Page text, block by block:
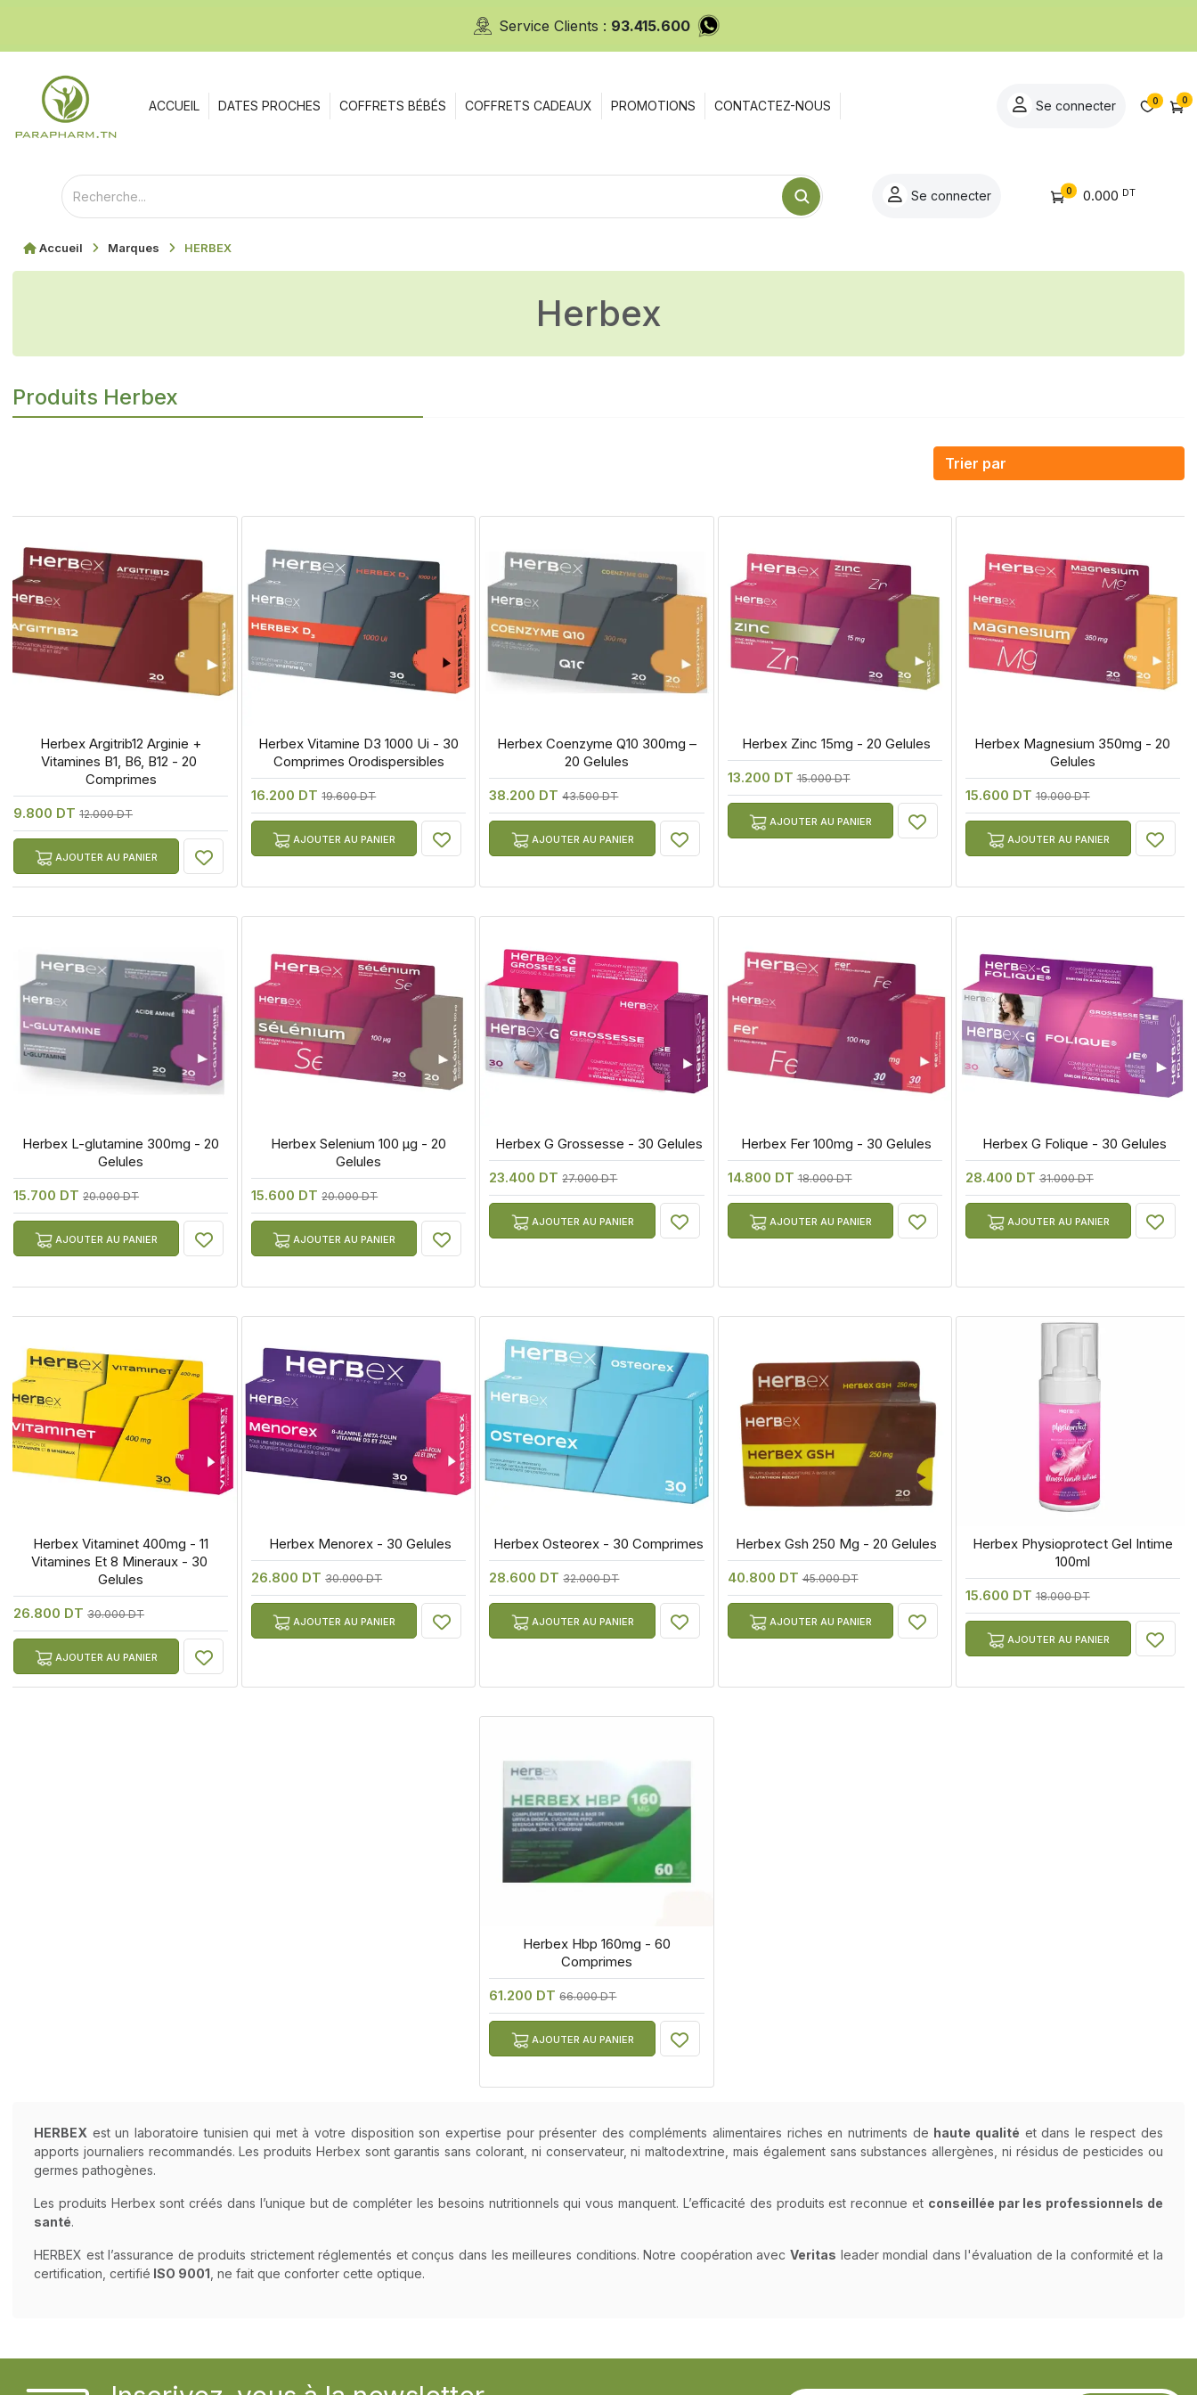
Service Clients : 93.415.600
ACCUEIL DATES PROCHES COFFRETS BÉBÉS COFFRETS CADEAUX PROMOTIONS CONTACTEZ-NOUS Se connecter 0 0
Se connecter 0 0.000 DT
Accueil Marques HERBEX
Herbex
Produits Herbex
HERBEX est un laboratoire tunisien qui met à votre disposition son expertise pour présenter des compléments alimentaires riches en nutriments de haute qualité et dans le respect des
apports journaliers recommandés. Les produits Herbex sont garantis sans colorant, ni conservateur, ni maltodextrine, mais également sans substances allergènes, ni résidus de pesticides ou
germes pathogènes.
Les produits Herbex sont créés dans l’unique but de compléter les besoins nutritionnels qui vous manquent. L’efficacité des produits est reconnue et conseillée par les professionnels de
santé.
HERBEX est l’assurance de produits strictement réglementés et conçus dans les meilleures conditions. Notre coopération avec Veritas leader mondial dans l'évaluation de la conformité et la
certification, certifié ISO 9001 , ne fait que conforter cette optique.
Herbex Argitrib12 Arginie +
Vitamines B1, B6, B12 - 20
Comprimes
9.800 DT12.000 DT
AJOUTER AU PANIER
Herbex Vitamine D3 1000 Ui - 30
Comprimes Orodispersibles
16.200 DT19.600 DT
AJOUTER AU PANIER
Herbex Coenzyme Q10 300mg –
20 Gelules
38.200 DT43.500 DT
AJOUTER AU PANIER
Herbex Zinc 15mg - 20 Gelules
13.200 DT15.000 DT
AJOUTER AU PANIER
Herbex Magnesium 350mg - 20
Gelules
15.600 DT19.000 DT
AJOUTER AU PANIER
Herbex L-glutamine 300mg - 20
Gelules
15.700 DT20.000 DT
AJOUTER AU PANIER
Herbex Selenium 100 µg - 20
Gelules
15.600 DT20.000 DT
AJOUTER AU PANIER
Herbex G Grossesse - 30 Gelules
23.400 DT27.000 DT
AJOUTER AU PANIER
Herbex Fer 100mg - 30 Gelules
14.800 DT18.000 DT
AJOUTER AU PANIER
Herbex G Folique - 30 Gelules
28.400 DT31.000 DT
AJOUTER AU PANIER
Herbex Vitaminet 400mg - 11
Vitamines Et 8 Mineraux - 30
Gelules
26.800 DT30.000 DT
AJOUTER AU PANIER
Herbex Menorex - 30 Gelules
26.800 DT30.000 DT
AJOUTER AU PANIER
Herbex Osteorex - 30 Comprimes
28.600 DT32.000 DT
AJOUTER AU PANIER
Herbex Gsh 250 Mg - 20 Gelules
40.800 DT45.000 DT
AJOUTER AU PANIER
Herbex Physioprotect Gel Intime
100ml
15.600 DT18.000 DT
AJOUTER AU PANIER
Herbex Hbp 160mg - 60
Comprimes
61.200 DT66.000 DT
AJOUTER AU PANIER